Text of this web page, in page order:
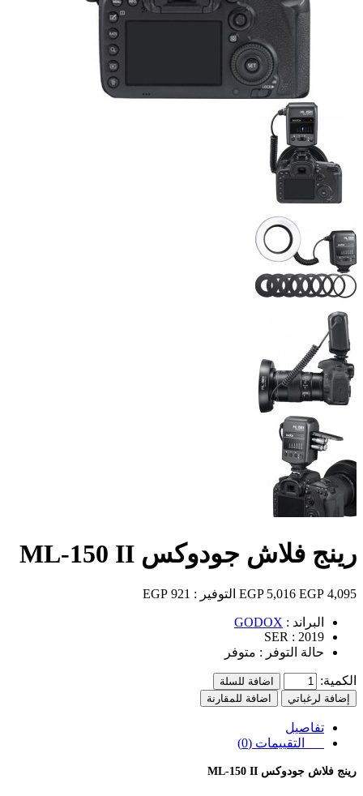
رينج فلاش جودوكس ML-150 II
4,095 EGP
5,016 EGP التوفير : 921 EGP
البراند : GODOX
SER : 2019
حالة التوفر : متوفر
الكمية:
اضافة للسلة
إضافة لرغباتي
اضافة للمقارنة
تفاصيل
التقييمات (0)
رينج فلاش جودوكس